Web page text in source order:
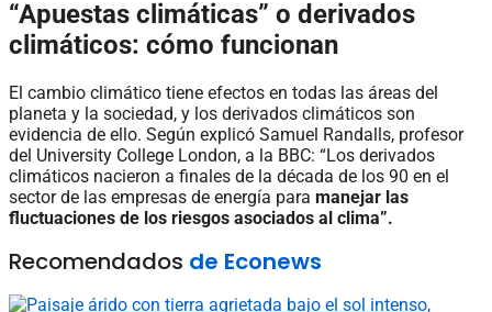
“Apuestas climáticas” o derivados
climáticos: cómo funcionan
El cambio climático tiene efectos en todas las áreas del
planeta y la sociedad, y los derivados climáticos son
evidencia de ello. Según explicó Samuel Randalls, profesor
del University College London, a la BBC: “Los derivados
climáticos nacieron a finales de la década de los 90 en el
sector de las empresas de energía para manejar las
fluctuaciones de los riesgos asociados al clima”.
Recomendados de Econews